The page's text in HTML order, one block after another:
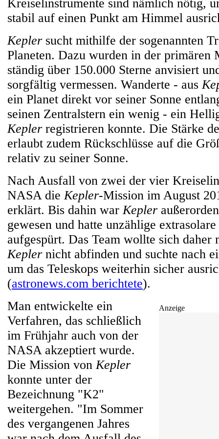
Kreiselinstrumente sind nämlich nötig,
stabil auf einen Punkt am Himmel
Kepler sucht mithilfe der sogenannten
Planeten. Dazu wurden in der primären
ständig über 150.000 Sterne anvisiert
sorgfältig vermessen. Wanderte - aus
ein Planet direkt vor seiner Sonne
seinen Zentralstern ein wenig - ein
Kepler registrieren konnte. Die Stärke
erlaubt zudem Rückschlüsse auf die
relativ zu seiner Sonne.
Nach Ausfall von zwei der vier
NASA dieKepler-Mission im August
erklärt. Bis dahin warKepler
gewesen und hatte unzählige extrasolare
aufgespürt. Das Team wollte sich daher
Kepler nicht abfinden und suchte nach
um das Teleskops weiterhin sicher
(astronews.com berichtete).
Anzeige
Man entwickelte ein
Verfahren, das schließlich
im Frühjahr auch von der
NASA akzeptiert wurde.
Die Mission vonKepler
konnte unter der
Bezeichnung "K2"
weitergehen. "Im Sommer
des vergangenen Jahres